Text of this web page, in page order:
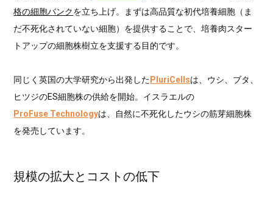
格の細胞バンクを立ち上げ。まずは高品質な初代培養細胞（ま
だ不死化されていない細胞）を提供することで、培養肉スター
トアップの細胞株樹立を支援する目的です。
同じく英国の大学研究から出発したPluriCellsは、ウシ、ブタ、
ヒツジのES細胞株の供給を開始。イスラエルの
ProFuse Technologyは、自然に不死化したウシの筋芽細胞株
を発売しています。
規模の拡大とコストの低下